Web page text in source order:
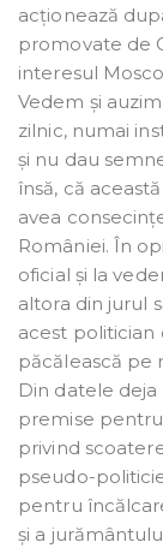
acționează
promovate de
interesul
Vedem și
zilnic, numai
și nu dau
însă, că
avea
României. În
oficial și la
altora din jurul
acest politician
păcălească pe
Din datele
premise
privind
pseudo-
pentru
și a